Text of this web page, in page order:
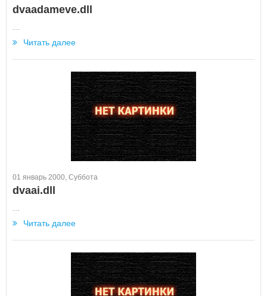
dvaadameve.dll
Читать далее
01 январь 2000, Суббота
dvaai.dll
Читать далее